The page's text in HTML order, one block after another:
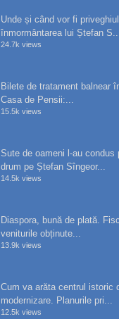
Unde și când vor fi
înmormântarea lui Ștefan S...
24.7k views
Bilete de tratament balnear
Casa de Pensii:...
15.5k views
Sute de oameni l-au condus
drum pe Ștefan Sîngeor...
14.5k views
Diaspora, bună de plată.
veniturile obținute...
13.9k views
Cum va arăta centrul istoric
modernizare. Planurile pri...
12.5k views